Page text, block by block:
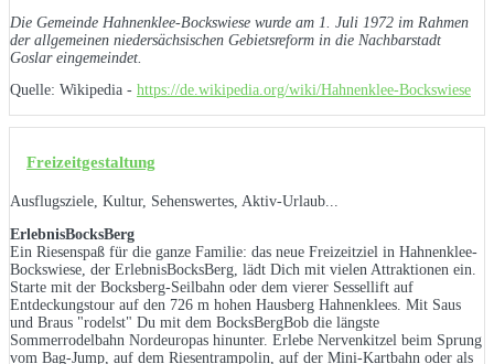
Die Gemeinde Hahnenklee-Bockswiese wurde am 1. Juli 1972 im Rahmen
der allgemeinen niedersächsischen Gebietsreform in die Nachbarstadt
Goslar eingemeindet.
Quelle: Wikipedia - https://de.wikipedia.org/wiki/Hahnenklee-Bockswiese
Freizeitgestaltung
Ausflugsziele, Kultur, Sehenswertes, Aktiv-Urlaub...
ErlebnisBocksBerg
Ein Riesenspaß für die ganze Familie: das neue Freizeitziel in Hahnenklee-
Bockswiese, der ErlebnisBocksBerg, lädt Dich mit vielen Attraktionen ein.
Starte mit der Bocksberg-Seilbahn oder dem vierer Sessellift auf
Entdeckungstour auf den 726 m hohen Hausberg Hahnenklees. Mit Saus
und Braus "rodelst" Du mit dem BocksBergBob die längste
Sommerrodelbahn Nordeuropas hinunter. Erlebe Nervenkitzel beim Sprung
vom Bag-Jump, auf dem Riesentrampolin, auf der Mini-Kartbahn oder als